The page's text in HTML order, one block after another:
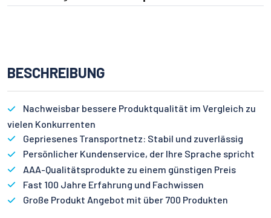
BESCHREIBUNG
Nachweisbar bessere Produktqualität im Vergleich zu
vielen Konkurrenten
Gepriesenes Transportnetz: Stabil und zuverlässig
Persönlicher Kundenservice, der Ihre Sprache spricht
AAA-Qualitätsprodukte zu einem günstigen Preis
Fast 100 Jahre Erfahrung und Fachwissen
Große Produkt Angebot mit über 700 Produkten